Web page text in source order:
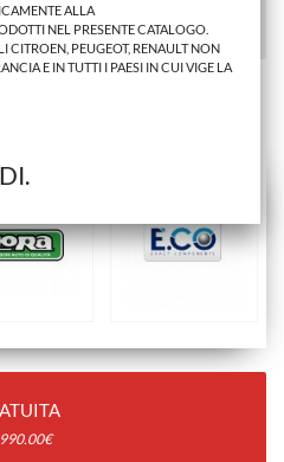
AL CARRELLO
ALLA
NEL PRESENTE CATALOGO.
CITROEN, PEUGEOT, RENAULT NON
E IN TUTTI I PAESI IN CUI VIGE LA